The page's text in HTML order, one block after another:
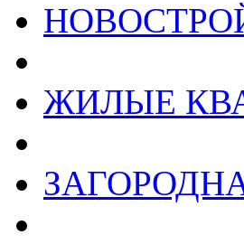
ЖИЛЫЕ